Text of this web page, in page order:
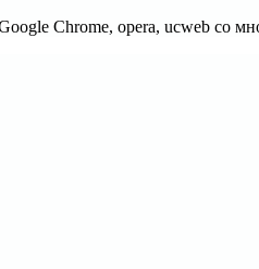
Chrome, opera, ucweb со